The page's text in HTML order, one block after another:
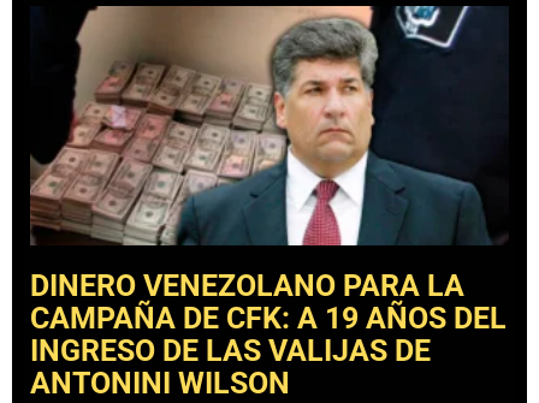
DINERO VENEZOLANO PARA LA
CAMPAÑA DE CFK: A 19 AÑOS DEL
INGRESO DE LAS VALIJAS DE
ANTONINI WILSON